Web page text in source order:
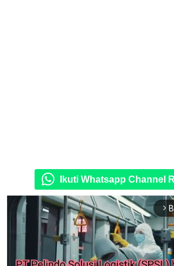
Ikuti Whatsapp Channel
arrow_forward_ios